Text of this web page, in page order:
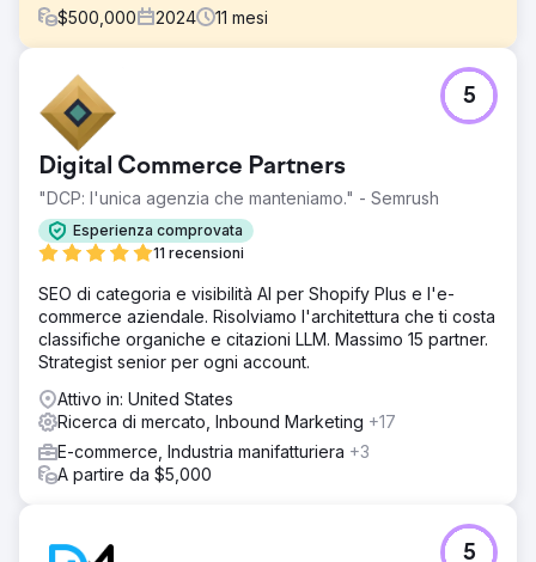
$500,000 2024 11 mesi
Sfida
Walden Local, un moderno mercato agricolo, aveva
bisogno di modernizzare la sua esperienza digitale e
stabilire un modo sostenibile e coerente per far crescere
la sua base di membri. Con un numero di membri in calo
dal 2022, l'azienda ha dovuto affrontare sfide
significative nella creazione di un marchio coeso e di una
strategia di marketing efficace. Avevano bisogno di un
partner per migliorare il loro marchio, il sito Web e gli
sforzi di marketing per cambiare le cose e guidare una
crescita misurabile.
Soluzione
Anchorur ha fornito un supporto completo, tra cui
strategia del marchio, progettazione web, pianificazione
media, sviluppo creativo e marketing sui motori di ricerca.
Dopo aver verificato il sito web, le comunicazioni e la
base di membri di Walden, Anchorur ha identificato aree
di miglioramento chiave. Hanno fornito risorse come linee
e-mail (tramite Klaviyo) e creatività per TV connesse
(tramite MNTN). Anchorur si è integrato con il team di
Digital Commerce Partners
"DCP: l'unica agenzia che manteniamo." - Semrush
Esperienza comprovata
11 recensioni
5
SEO di categoria e visibilità AI per Shopify Plus e l'e-
commerce aziendale. Risolviamo l'architettura che ti costa
classifiche organiche e citazioni LLM. Massimo 15 partner.
Strategist senior per ogni account.
Attivo in: United States
Ricerca di mercato, Inbound Marketing +17
E-commerce, Industria manifatturiera +3
A partire da $5,000
5